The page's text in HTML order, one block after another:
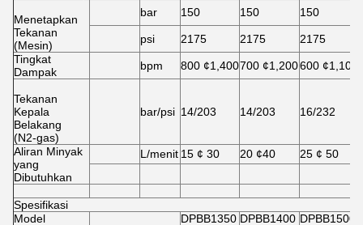
Menetapkan
Tekanan
(Mesin)
bar 150 150 150
psi 2175 2175 2175
Tingkat
Dampak
bpm 800 ¢1,400700 ¢1,200600 ¢1,100
Tekanan
Kepala
Belakang
(N2-gas)
bar/psi 14/203 14/203 16/232
Aliran Minyak
yang
Dibutuhkan
L/menit 15 ¢ 30 20 ¢40 25 ¢ 50
Spesifikasi
Model
DPBB1350 DPBB1400 DPBB1500